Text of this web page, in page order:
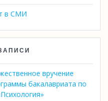
в СМИ
вручение
бакалавриата по